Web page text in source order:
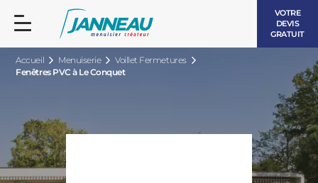
VOTRE
DEVIS
GRATUIT
Accueil Menuiserie
Voillet Fermetures
Fenêtres PVC à Le Conquet
FENÊTRES ET PORTES-FENÊTRES